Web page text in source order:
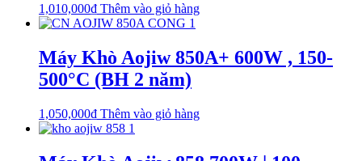
1,010,000₫ Thêm vào giỏ hàng
Máy Khò Aojiw 850A+ 600W , 150-
500°C (BH 2 năm)
1,050,000₫ Thêm vào giỏ hàng